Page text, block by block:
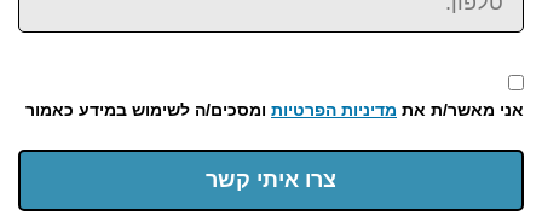
אני מאשר/ת את מדיניות הפרטיות ומסכים/ה לשימוש במידע כאמור
צרו איתי קשר